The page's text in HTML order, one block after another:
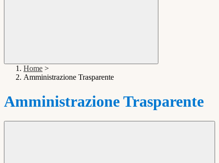
Home >
Amministrazione Trasparente
Amministrazione Trasparente